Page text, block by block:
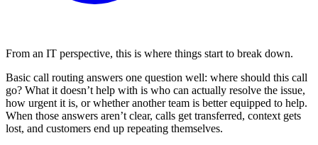
From an IT perspective, this is where things start to break down.
Basic call routing answers one question well: where should this call
go? What it doesn’t help with is who can actually resolve the issue,
how urgent it is, or whether another team is better equipped to help.
When those answers aren’t clear, calls get transferred, context gets
lost, and customers end up repeating themselves.